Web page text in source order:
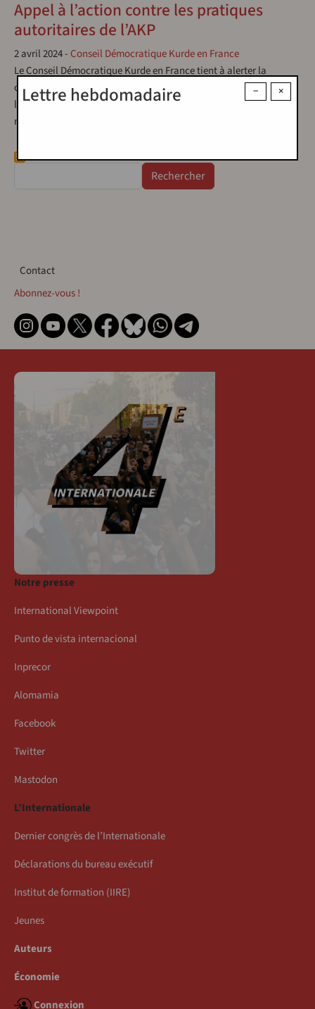
Appel à l’action contre les pratiques
autoritaires de l’AKP
2 avril 2024- Conseil Démocratique Kurde en France
Le Conseil Démocratique Kurde en France tient à alerter la
communauté internationale et les partisans de la démocratie sur
la gravité de la situation politique actuelle en Turquie, suite à la
récente…
×
−
Lettre hebdomadaire
Contact
Contact
Abonnez-vous !
Notre presse
International Viewpoint
Punto de vista internacional
Inprecor
Alomamia
Facebook
Twitter
Mastodon
L’Internationale
Dernier congrès de l’Internationale
Déclarations du bureau exécutif
Institut de formation (IIRE)
Jeunes
Auteurs
Économie
Connexion